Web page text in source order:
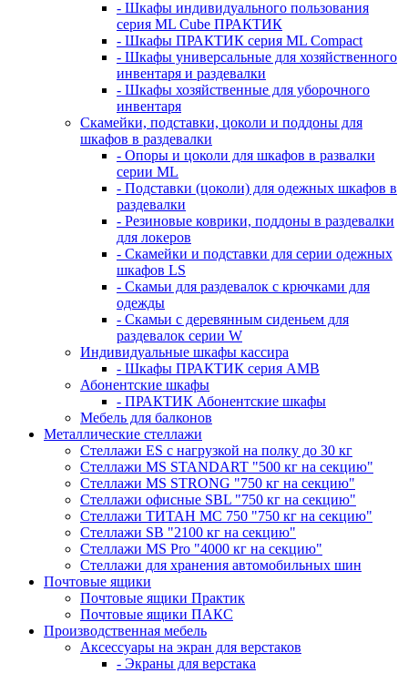
- Шкафы индивидуального пользования
серия ML Cube ПРАКТИК
- Шкафы ПРАКТИК серия ML Compact
- Шкафы универсальные для хозяйственного
инвентаря и раздевалки
- Шкафы хозяйственные для уборочного
инвентаря
Скамейки, подставки, цоколи и поддоны для
шкафов в раздевалки
- Опоры и цоколи для шкафов в развалки
серии ML
- Подставки (цоколи) для одежных шкафов в
раздевалки
- Резиновые коврики, поддоны в раздевалки
для локеров
- Скамейки и подставки для серии одежных
шкафов LS
- Скамьи для раздевалок с крючками для
одежды
- Скамьи с деревянным сиденьем для
раздевалок серии W
Индивидуальные шкафы кассира
- Шкафы ПРАКТИК серия AMB
Абонентские шкафы
- ПРАКТИК Абонентские шкафы
Мебель для балконов
Металлические стеллажи
Стеллажи ES с нагрузкой на полку до 30 кг
Стеллажи MS STANDART "500 кг на секцию"
Стеллажи MS STRONG "750 кг на секцию"
Стеллажи офисные SBL "750 кг на секцию"
Стеллажи ТИТАН МС 750 "750 кг на секцию"
Стеллажи SB "2100 кг на секцию"
Стеллажи MS Pro "4000 кг на секцию"
Стеллажи для хранения автомобильных шин
Почтовые ящики
Почтовые ящики Практик
Почтовые ящики ПАКС
Производственная мебель
Аксессуары на экран для верстаков
- Экраны для верстака